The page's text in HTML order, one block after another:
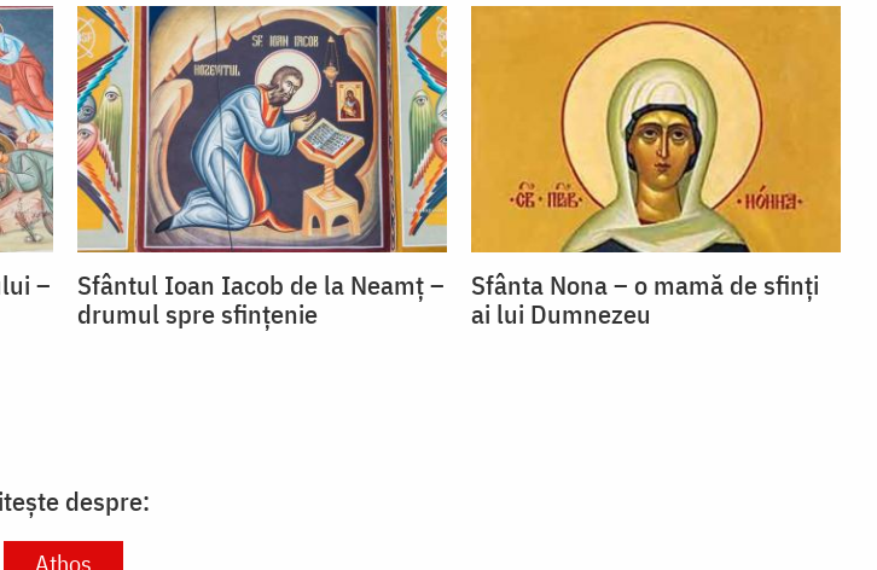
–
Sfântul Ioan Iacob de la Neamț –
drumul spre sfințenie
Sfânta Nona – o mamă de sfinți
ai lui Dumnezeu
despre:
Athos